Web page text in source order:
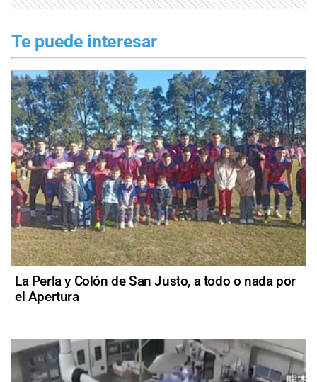
Te puede interesar
La Perla y Colón de San Justo, a todo o nada por
el Apertura